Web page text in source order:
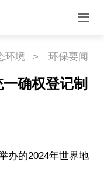
中医
一带一路
环境 > 环保要闻
确权登记制
办的2024年世界地